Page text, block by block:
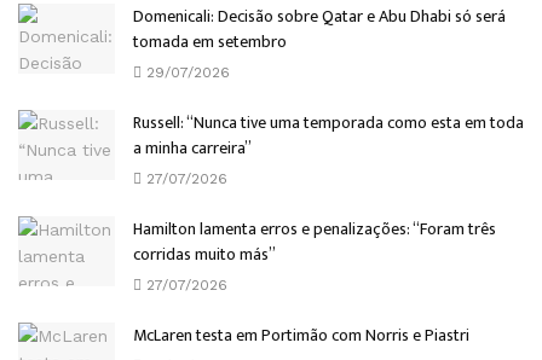
Domenicali: Decisão sobre Qatar e Abu Dhabi só será
tomada em setembro
29/07/2026
Russell: “Nunca tive uma temporada como esta em toda
a minha carreira”
27/07/2026
Hamilton lamenta erros e penalizações: “Foram três
corridas muito más”
27/07/2026
McLaren testa em Portimão com Norris e Piastri